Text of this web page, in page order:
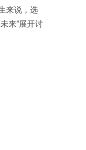
来说，选
来”展开讨